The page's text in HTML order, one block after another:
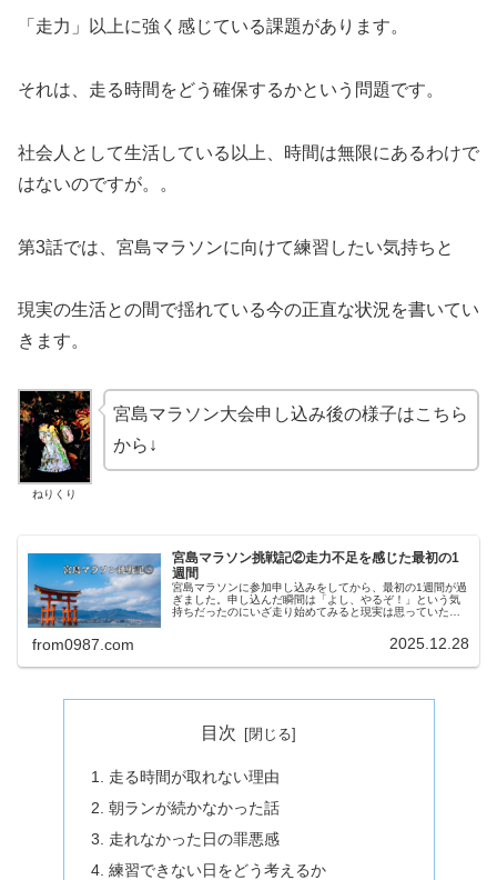
「走力」以上に強く感じている課題があります。
それは、走る時間をどう確保するかという問題です。
社会人として生活している以上、時間は無限にあるわけで
はないのですが。。
第3話では、宮島マラソンに向けて練習したい気持ちと
現実の生活との間で揺れている今の正直な状況を書いてい
きます。
ねりくり
宮島マラソン大会申し込み後の様子はこちら
から↓
宮島マラソン挑戦記②走力不足を感じた最初の1
週間
宮島マラソンに参加申し込みをしてから、最初の1週間が過
ぎました。申し込んだ瞬間は「よし、やるぞ！」という気
持ちだったのにいざ走り始めてみると現実は思っていたよ
from0987.com 2025.12.28
目次
走る時間が取れない理由
朝ランが続かなかった話
走れなかった日の罪悪感
練習できない日をどう考えるか